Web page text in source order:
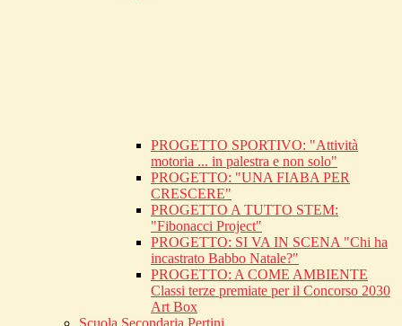
PROGETTO SPORTIVO: "Attività
motoria ... in palestra e non solo"
PROGETTO: "UNA FIABA PER
CRESCERE"
PROGETTO A TUTTO STEM:
"Fibonacci Project"
PROGETTO: SI VA IN SCENA "Chi ha
incastrato Babbo Natale?"
PROGETTO: A COME AMBIENTE
Classi terze premiate per il Concorso 2030
Art Box